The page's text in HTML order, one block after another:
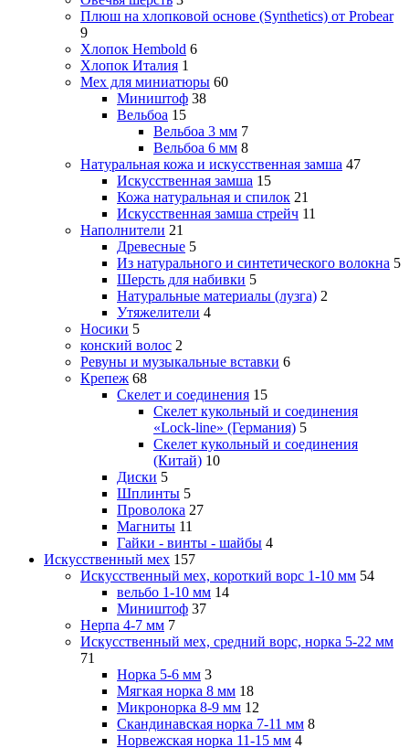
Плюш на хлопковой основе (Synthetics) от Probear
9
Хлопок Hembold 6
Хлопок Италия 1
Мех для миниатюры 60
Миништоф 38
Вельбоа 15
Вельбоа 3 мм 7
Вельбоа 6 мм 8
Натуральная кожа и искусственная замша 47
Искусственная замша 15
Кожа натуральная и спилок 21
Искусственная замша стрейч 11
Наполнители 21
Древесные 5
Из натурального и синтетического волокна 5
Шерсть для набивки 5
Натуральные материалы (лузга) 2
Утяжелители 4
Носики 5
конский волос 2
Ревуны и музыкальные вставки 6
Крепеж 68
Скелет и соединения 15
Скелет кукольный и соединения
«Lock-line» (Германия) 5
Скелет кукольный и соединения
(Китай) 10
Диски 5
Шплинты 5
Проволока 27
Магниты 11
Гайки - винты - шайбы 4
Искусственный мех 157
Искусственный мех, короткий ворс 1-10 мм 54
вельбо 1-10 мм 14
Миништоф 37
Нерпа 4-7 мм 7
Искусственный мех, средний ворс, норка 5-22 мм
71
Норка 5-6 мм 3
Мягкая норка 8 мм 18
Микронорка 8-9 мм 12
Скандинавская норка 7-11 мм 8
Норвежская норка 11-15 мм 4